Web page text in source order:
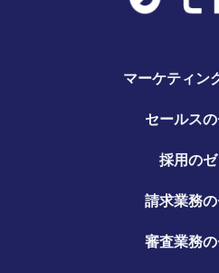
マーケティン
セールス
採用の
請求業務
審査業務